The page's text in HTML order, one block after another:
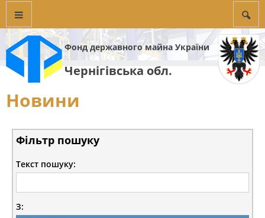
Фонд державного майна України
Чернігівська обл.
Новини
Фільтр пошуку
Текст пошуку:
З: